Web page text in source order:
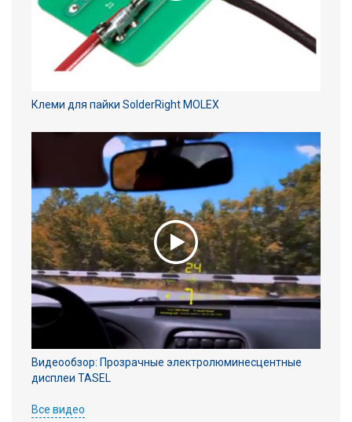
Клеми для пайки SolderRight MOLEX
Видеообзор: Прозрачные электролюминесцентные
дисплеи TASEL
Все видео